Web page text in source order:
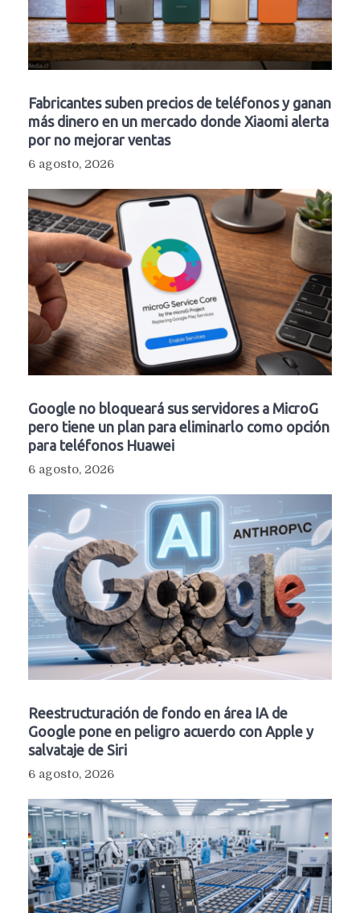
Fabricantes suben precios de teléfonos y ganan
más dinero en un mercado donde Xiaomi alerta
por no mejorar ventas
6 agosto, 2026
Google no bloqueará sus servidores a MicroG
pero tiene un plan para eliminarlo como opción
para teléfonos Huawei
6 agosto, 2026
Reestructuración de fondo en área IA de
Google pone en peligro acuerdo con Apple y
salvataje de Siri
6 agosto, 2026